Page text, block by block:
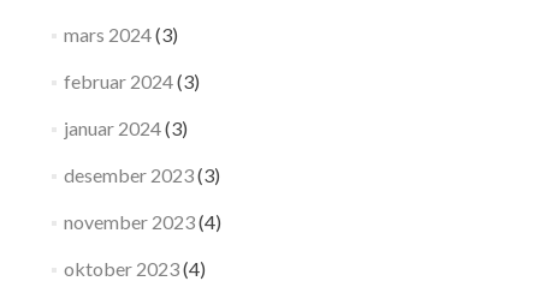
mars 2024(3)
februar 2024(3)
januar 2024(3)
desember 2023(3)
november 2023(4)
oktober 2023(4)